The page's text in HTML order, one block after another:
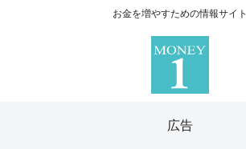
お金を増やすための情報サイト
広告